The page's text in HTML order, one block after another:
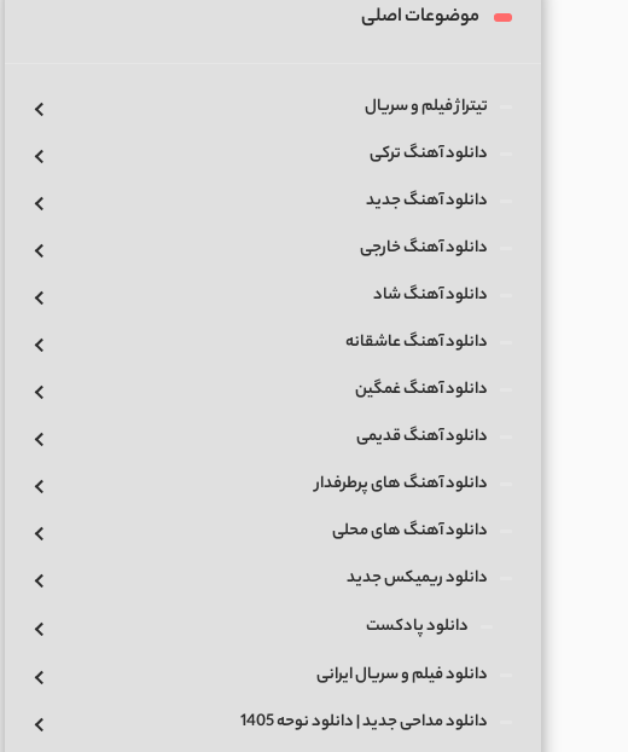
موضوعات اصلی
تیتراژ فیلم و سریال
دانلود آهنگ ترکی
دانلود آهنگ جدید
دانلود آهنگ خارجی
دانلود آهنگ شاد
دانلود آهنگ عاشقانه
دانلود آهنگ غمگین
دانلود آهنگ قدیمی
دانلود آهنگ های پرطرفدار
دانلود آهنگ های محلی
دانلود ریمیکس جدید
دانلود پادکست
دانلود فیلم و سریال ایرانی
دانلود مداحی جدید | دانلود نوحه 1405